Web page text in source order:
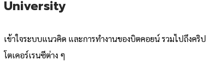
University
เข้าใจระบบแนวคิด และการทำงานของบิตคอยน์ รวมไปถึงคริป
โตเคอร์เรนซีต่าง ๆ